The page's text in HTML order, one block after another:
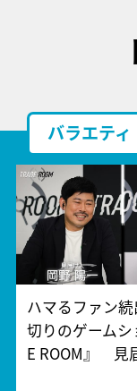
バラエティ
ハマるファン
切りのゲームシ
E ROOM』 見